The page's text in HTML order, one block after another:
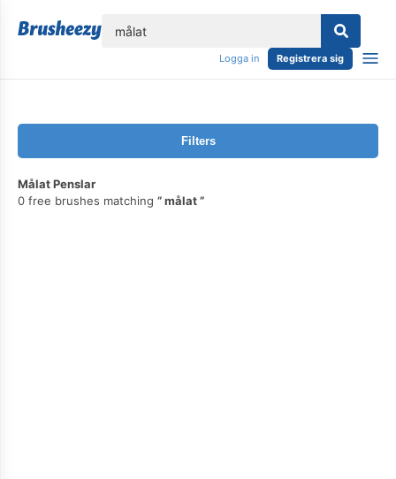
Logga in Registrera sig
Filters
Målat Penslar
0 free brushes matching
målat